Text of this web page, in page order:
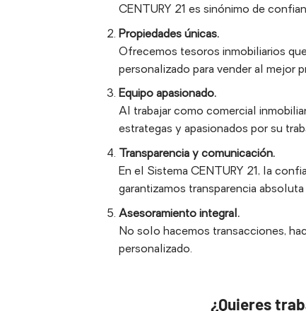
CENTURY 21 es sinónimo de
Propiedades únicas.
Ofrecemos tesoros inmobiliarios
personalizado para vender al mejor
Equipo apasionado.
Al trabajar como comercial
estrategas y apasionados por su
Transparencia y comunicación.
En el Sistema CENTURY 21, la
garantizamos transparencia
Asesoramiento integral.
No solo hacemos transacciones,
personalizado.
¿Quieres